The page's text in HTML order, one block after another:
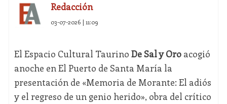
Redacción
03-07-2026 | 11:09
El Espacio Cultural Taurino De Sal y Oroacogió
anoche en El Puerto de Santa María la
presentación de «Memoria de Morante: El adiós
y el regreso de un genio herido», obra del crítico